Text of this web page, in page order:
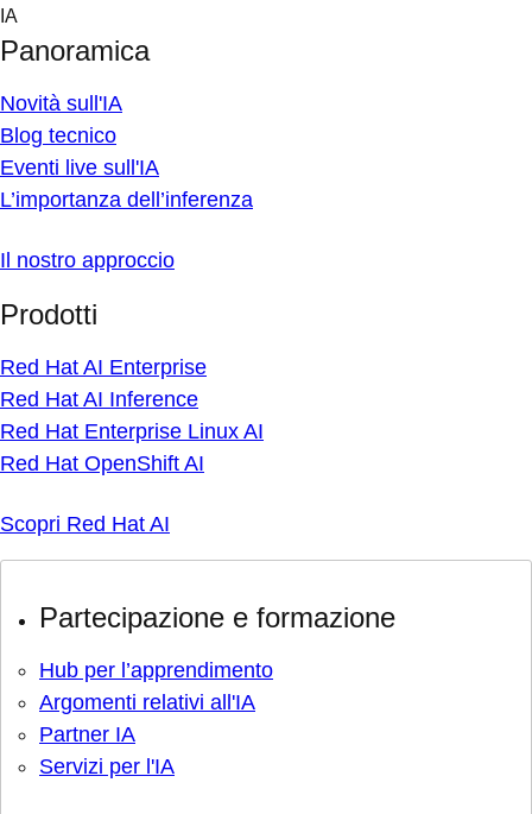
Skip
content
IA
Panoramica
Novità sull'IA
Blog tecnico
Eventi live sull'IA
L’importanza dell’inferenza
Il nostro approccio
Prodotti
Red Hat AI Enterprise
Red Hat AI Inference
Red Hat Enterprise Linux AI
Red Hat OpenShift AI
Scopri Red Hat AI
Partecipazione e formazione
Hub per l’apprendimento
Argomenti relativi all'IA
Partner IA
Servizi per l'IA